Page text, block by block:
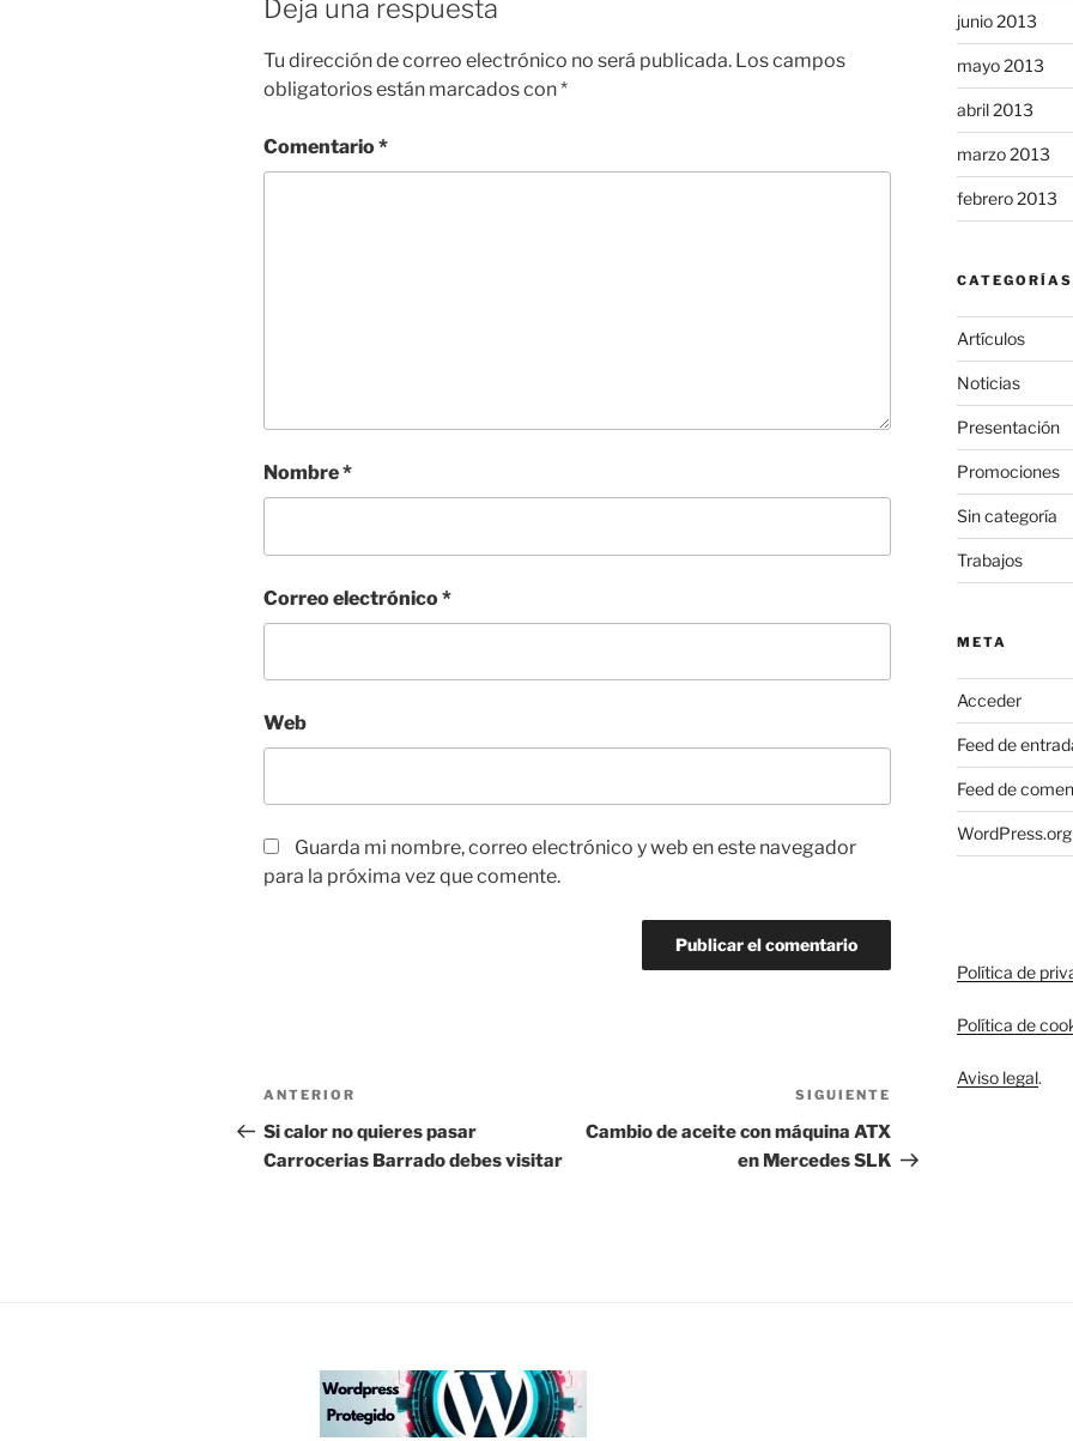
Deja una respuesta
Tu dirección de correo electrónico no será publicada. Los campos
obligatorios están marcados con*
Comentario*
Nombre*
Correo electrónico*
Web
Guarda mi nombre, correo electrónico y web en este navegador
para la próxima vez que comente.
Navegación
de
entradas
Entrada
anterior:
ANTERIOR
Si calor no quieres pasar
Carrocerias Barrado debes visitar
SIGUIENTE
Cambio de aceite con máquina ATX
en Mercedes SLK
junio 2013
mayo 2013
abril 2013
marzo 2013
febrero 2013
CATEGORÍAS
Artículos
Noticias
Presentación
Promociones
Sin categoría
Trabajos
META
Acceder
Feed de
Feed de
WordPress.org
Política de
Política de
Aviso legal.